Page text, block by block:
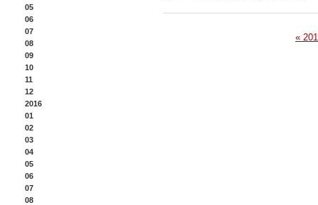
«
05
06
07
08
09
10
11
12
2016
01
02
03
04
05
06
07
08